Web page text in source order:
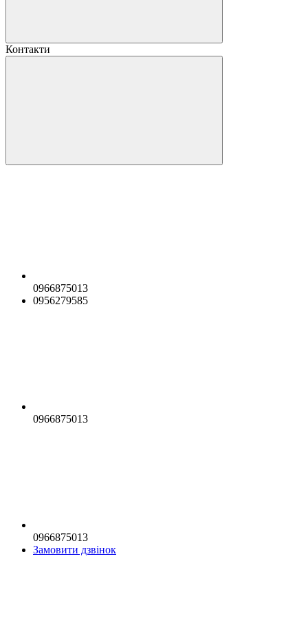
Контакти
0966875013
0956279585
0966875013
0966875013
Замовити дзвінок